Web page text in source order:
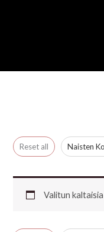
Reset all Naisten
Valitun